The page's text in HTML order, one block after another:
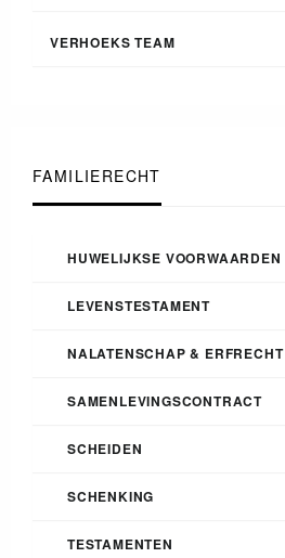
VERHOEKS TEAM
FAMILIERECHT
HUWELIJKSE VOORWAARDEN
LEVENSTESTAMENT
NALATENSCHAP & ERFRECHT
SAMENLEVINGSCONTRACT
SCHEIDEN
SCHENKING
TESTAMENTEN